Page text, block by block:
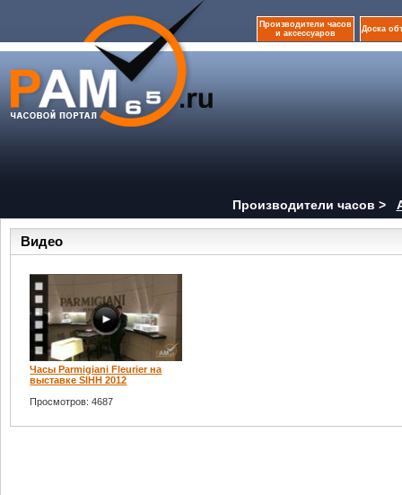
Производители часов
и аксессуаров
Доска
Производители часов >
Видео
Часы Parmigiani Fleurier на
выставке SIHH 2012
Просмотров: 4687